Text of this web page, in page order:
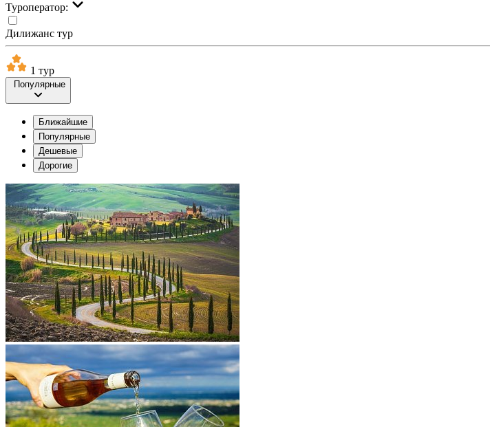
Туроператор:
Дилижанс тур
1 тур
Популярные
Ближайшие
Популярные
Дешевые
Дорогие